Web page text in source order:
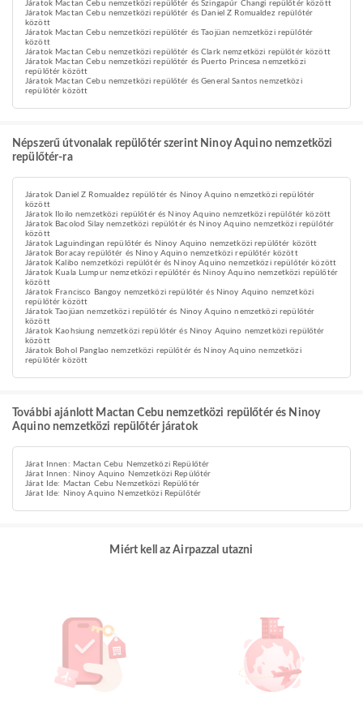
Járatok Mactan Cebu nemzetközi repülőtér és Szingapúr Changi repülőtér között
Járatok Mactan Cebu nemzetközi repülőtér és Daniel Z Romualdez repülőtér
között
Járatok Mactan Cebu nemzetközi repülőtér és Taojüan nemzetközi repülőtér
között
Járatok Mactan Cebu nemzetközi repülőtér és Clark nemzetközi repülőtér között
Járatok Mactan Cebu nemzetközi repülőtér és Puerto Princesa nemzetközi
repülőtér között
Járatok Mactan Cebu nemzetközi repülőtér és General Santos nemzetközi
repülőtér között
Népszerű útvonalak repülőtér szerint Ninoy Aquino nemzetközi
repülőtér-ra
Járatok Daniel Z Romualdez repülőtér és Ninoy Aquino nemzetközi repülőtér
között
Járatok Iloilo nemzetközi repülőtér és Ninoy Aquino nemzetközi repülőtér között
Járatok Bacolod Silay nemzetközi repülőtér és Ninoy Aquino nemzetközi repülőtér
között
Járatok Laguindingan repülőtér és Ninoy Aquino nemzetközi repülőtér között
Járatok Boracay repülőtér és Ninoy Aquino nemzetközi repülőtér között
Járatok Kalibo nemzetközi repülőtér és Ninoy Aquino nemzetközi repülőtér között
Járatok Kuala Lumpur nemzetközi repülőtér és Ninoy Aquino nemzetközi repülőtér
között
Járatok Francisco Bangoy nemzetközi repülőtér és Ninoy Aquino nemzetközi
repülőtér között
Járatok Taojüan nemzetközi repülőtér és Ninoy Aquino nemzetközi repülőtér
között
Járatok Kaohsiung nemzetközi repülőtér és Ninoy Aquino nemzetközi repülőtér
között
Járatok Bohol Panglao nemzetközi repülőtér és Ninoy Aquino nemzetközi
repülőtér között
További ajánlott Mactan Cebu nemzetközi repülőtér és Ninoy
Aquino nemzetközi repülőtér járatok
Járat Innen: Mactan Cebu Nemzetközi Repülőtér
Járat Innen: Ninoy Aquino Nemzetközi Repülőtér
Járat Ide: Mactan Cebu Nemzetközi Repülőtér
Járat Ide: Ninoy Aquino Nemzetközi Repülőtér
Miért kell az Airpazzal utazni